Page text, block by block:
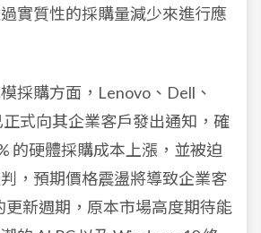
實質性的採購量減少來進行應
採購方面，Lenovo、Dell、
正式向其企業客戶發出通知，確
的硬體採購成本上漲，並被迫
，預期價格震盪將導致企業客
更新週期，原本市場高度期待能